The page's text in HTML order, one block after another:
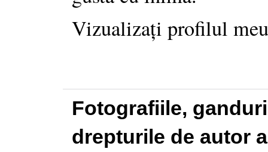
Vizualizați profilul
Fotografiile,
drepturile de autor